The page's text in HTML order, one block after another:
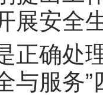
展安全
确处理
与服务”